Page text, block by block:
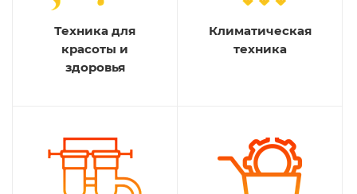
Техника для
красоты и
здоровья
Климатическая
техника